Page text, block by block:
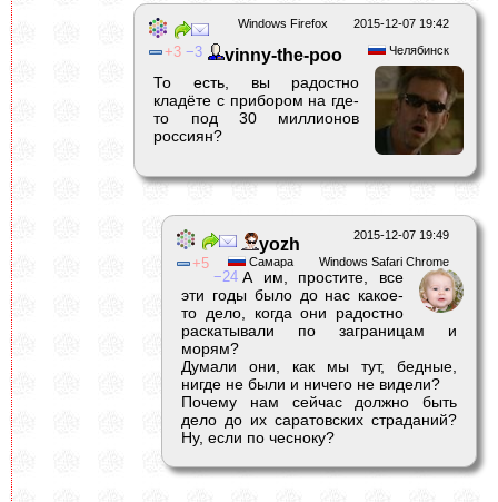
2015-12-07 19:42
Windows Firefox
Челябинск
3 3 vinny-the-poo
То есть, вы радостно
кладёте с прибором на где-
то под 30 миллионов
россиян?
2015-12-07 19:49
Windows Safari Chrome
Самара
5
24
yozh
А им, простите, все
эти годы было до нас какое-
то дело, когда они радостно
раскатывали по заграницам и
морям?
Думали они, как мы тут, бедные,
нигде не были и ничего не видели?
Почему нам сейчас должно быть
дело до их саратовских страданий?
Ну, если по чесноку?